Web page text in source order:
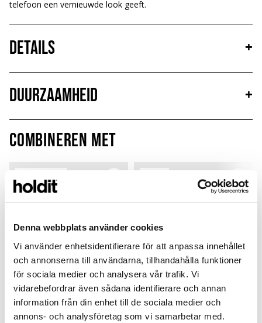
Denna webbplats använder cookies
Vi använder enhetsidentifierare för att anpassa innehållet
och annonserna till användarna, tillhandahålla funktioner
för sociala medier och analysera vår trafik. Vi
vidarebefordrar även sådana identifierare och annan
information från din enhet till de sociala medier och
annons- och analysföretag som vi samarbetar med.
telefoon een vernieuwde look geeft.
Details +
Duurzaamheid
+
Combineren met
MagSafe Fit